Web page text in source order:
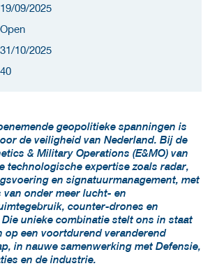
19/09/2025
Open
31/10/2025
40
geopolitieke spanningen is
de veiligheid van Nederland. Bij de
& Military Operations (E&MO) van
technologische expertise zoals radar,
en signatuurmanagement, met
onder meer lucht- en
counter-drones en
unieke combinatie stelt ons in staat
op een voortdurend veranderend
in nauwe samenwerking met Defensie,
en de industrie.